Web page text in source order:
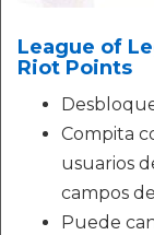
League of
Riot Points
Compita
usuarios
campos
Puede